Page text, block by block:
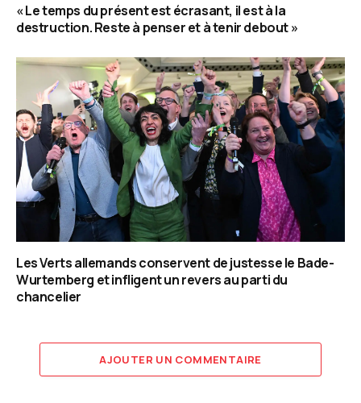
« Le temps du présent est écrasant, il est à la
destruction. Reste à penser et à tenir debout »
Les Verts allemands conservent de justesse le Bade-
Wurtemberg et infligent un revers au parti du
chancelier
AJOUTER UN COMMENTAIRE